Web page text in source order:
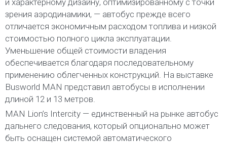
зрения аэродинамики, — автобус прежде всего
отличается экономичным расходом топлива и низкой
стоимостью полного цикла эксплуатации.
Уменьшение общей стоимости владения
обеспечивается благодаря последовательному
применению облегченных конструкций. На выставке
Busworld MAN представил автобусы в исполнении
длиной 12 и 13 метров.
MAN Lion’s Intercity — единственный на рынке автобус
дальнего следования, который опционально может
быть оснащен системой автоматического